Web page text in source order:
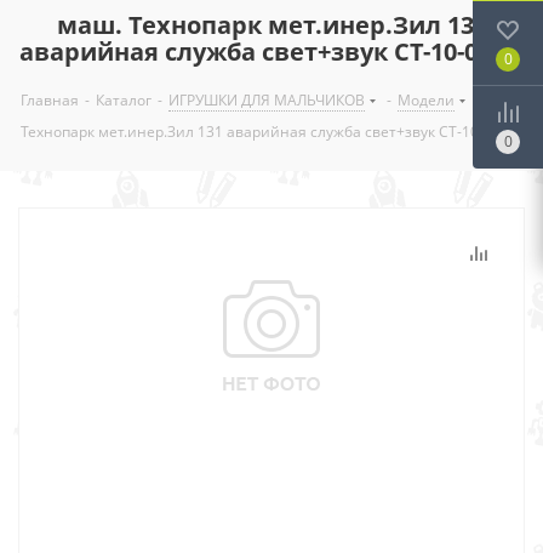
маш. Технопарк мет.инер.Зил 131
аварийная служба свет+звук СТ-10-001-2
Главная - Каталог - ИГРУШКИ ДЛЯ МАЛЬЧИКОВ - Модели
маш.
Технопарк мет.инер.Зил 131 аварийная служба свет+звук СТ-10-001-2
0
0